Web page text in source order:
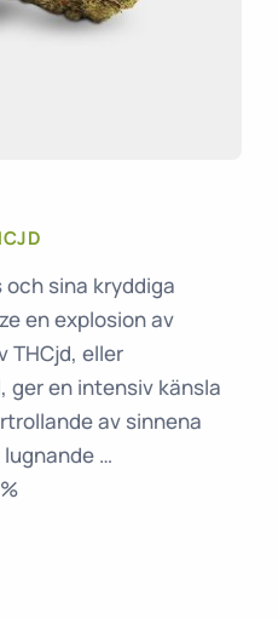
och sina kryddiga
en explosion av
THCjd, eller
en intensiv känsla
av sinnena
…